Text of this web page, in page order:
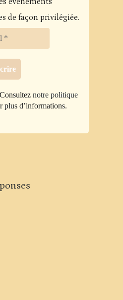
de façon privilégiée.
notre politique
plus d’informations.